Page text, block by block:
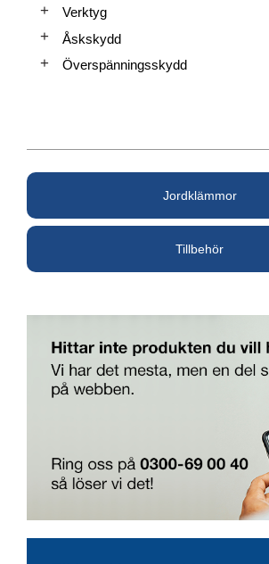
Jordklämmor
Tillbehör
Verktyg
Åskskydd
Överspänningsskydd